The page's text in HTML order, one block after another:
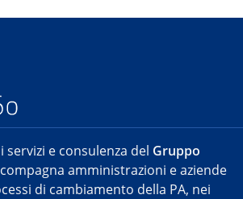
servizi e consulenza del Gruppo
amministrazioni e aziende
di cambiamento della PA, nei